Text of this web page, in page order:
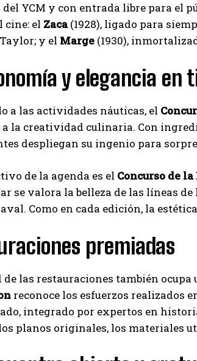
YCM y con entrada libre para el
cine: el Zaca(1928), ligado para
y el Marge (1930),
y elegancia en
a las actividades náuticas, el
la creatividad culinaria. Con
despliegan su ingenio para
de la agenda es el Concurso de
se valora la belleza de las líneas
Como en cada edición, la
premiadas
de las restauraciones también
reconoce los esfuerzos realizados
integrado por expertos en
planos originales, los materiales